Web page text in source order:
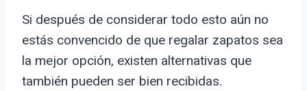
Si después de considerar todo esto aún no
estás convencido de que regalar zapatos sea
la mejor opción, existen alternativas que
también pueden ser bien recibidas.